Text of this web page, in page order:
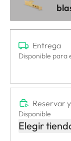
Entrega
Disponible para
Reservar
Disponible
Elegir